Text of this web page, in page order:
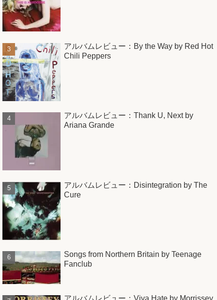
アルバムレビュー：By the Way by Red Hot
Chili Peppers
アルバムレビュー：Thank U, Next by
Ariana Grande
アルバムレビュー：Disintegration by The
Cure
Songs from Northern Britain by Teenage
Fanclub